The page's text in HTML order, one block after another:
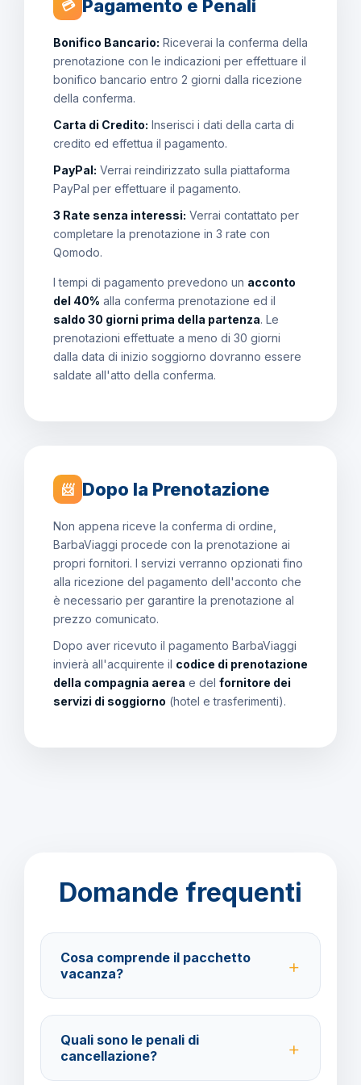
💳 Pagamento e Penali
Bonifico Bancario: Riceverai la conferma della
prenotazione con le indicazioni per effettuare il
bonifico bancario entro 2 giorni dalla ricezione
della conferma.
Carta di Credito: Inserisci i dati della carta di
credito ed effettua il pagamento.
PayPal: Verrai reindirizzato sulla piattaforma
PayPal per effettuare il pagamento.
3 Rate senza interessi: Verrai contattato per
completare la prenotazione in 3 rate con
Qomodo.
I tempi di pagamento prevedono un acconto
del 40% alla conferma prenotazione ed il
saldo 30 giorni prima della partenza. Le
prenotazioni effettuate a meno di 30 giorni
dalla data di inizio soggiorno dovranno essere
saldate all'atto della conferma.
📨 Dopo la Prenotazione
Non appena riceve la conferma di ordine,
BarbaViaggi procede con la prenotazione ai
propri fornitori. I servizi verranno opzionati fino
alla ricezione del pagamento dell'acconto che
è necessario per garantire la prenotazione al
prezzo comunicato.
Dopo aver ricevuto il pagamento BarbaViaggi
invierà all'acquirente il codice di prenotazione
della compagnia aerea e del fornitore dei
servizi di soggiorno (hotel e trasferimenti).
Domande frequenti
Cosa comprende il pacchetto
vacanza?
trasferimenti, soggiorno con trattamento All Inclusive
e assistenza BarbaViaggi.
Quali sono le penali di
cancellazione?